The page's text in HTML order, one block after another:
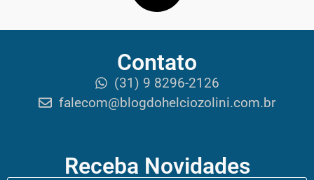
Contato
(31) 9 8296-2126
falecom@blogdohelciozolini.com.br
Receba Novidades